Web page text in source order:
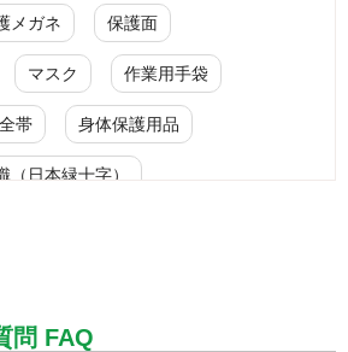
メガネ 保護面
マスク 作業用手袋
帯 身体保護用品
（日本緑十字）
品 工事作業用品
問 FAQ